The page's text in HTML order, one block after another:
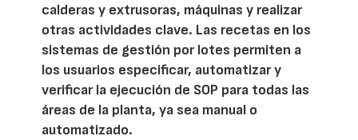
calderas y extrusoras, máquinas y realizar
otras actividades clave. Las recetas en los
sistemas de gestión por lotes permiten a
los usuarios especificar, automatizar y
verificar la ejecución de SOP para todas las
áreas de la planta, ya sea manual o
automatizado.